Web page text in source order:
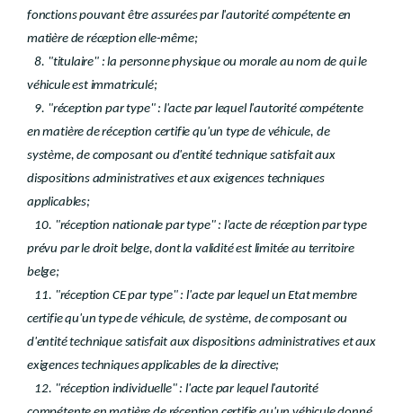
fonctions pouvant être assurées par l'autorité compétente en
matière de réception elle-même;
8. "titulaire" : la personne physique ou morale au nom de qui le
véhicule est immatriculé;
9. "réception par type" : l'acte par lequel l'autorité compétente
en matière de réception certifie qu'un type de véhicule, de
système, de composant ou d'entité technique satisfait aux
dispositions administratives et aux exigences techniques
applicables;
10. "réception nationale par type" : l'acte de réception par type
prévu par le droit belge, dont la validité est limitée au territoire
belge;
11. "réception CE par type" : l'acte par lequel un Etat membre
certifie qu'un type de véhicule, de système, de composant ou
d'entité technique satisfait aux dispositions administratives et aux
exigences techniques applicables de la directive;
12. "réception individuelle" : l'acte par lequel l'autorité